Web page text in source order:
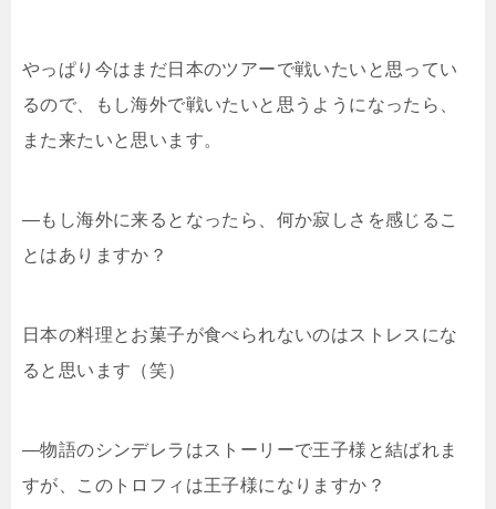
やっぱり今はまだ日本のツアーで戦いたいと思ってい
るので、もし海外で戦いたいと思うようになったら、
また来たいと思います。
―もし海外に来るとなったら、何か寂しさを感じるこ
とはありますか？
日本の料理とお菓子が食べられないのはストレスにな
ると思います（笑）
―物語のシンデレラはストーリーで王子様と結ばれま
すが、このトロフィは王子様になりますか？